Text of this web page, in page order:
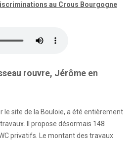
au Crous Bourgogne
rouvre, Jérôme en
le site de la Bouloie, a été entièrement
Il propose désormais 148
privatifs. Le montant des travaux